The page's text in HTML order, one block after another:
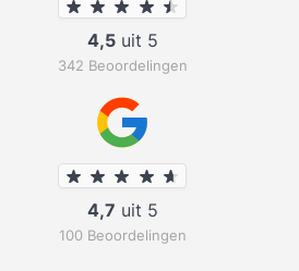
4,5uit 5
342 Beoordelingen
4,7 uit 5
100 Beoordelingen